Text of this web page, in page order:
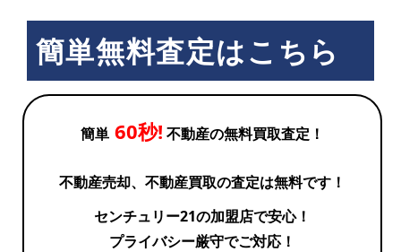
簡単無料査定はこちら
簡単 60秒! 不動産の無料買取査定！
不動産売却、不動産買取の査定は無料です！
センチュリー21の加盟店で安心！
プライバシー厳守でご対応！